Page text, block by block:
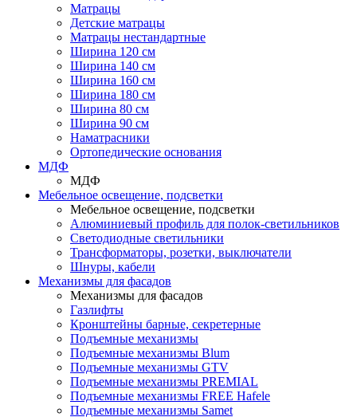
Матрацы
Детские матрацы
Матрацы нестандартные
Ширина 120 см
Ширина 140 см
Ширина 160 см
Ширина 180 см
Ширина 80 см
Ширина 90 см
Наматрасники
Ортопедические основания
МДФ
МДФ
Мебельное освещение, подсветки
Мебельное освещение, подсветки
Алюминиевый профиль для полок-светильников
Светодиодные светильники
Трансформаторы, розетки, выключатели
Шнуры, кабели
Механизмы для фасадов
Механизмы для фасадов
Газлифты
Кронштейны барные, секретерные
Подъемные механизмы
Подъемные механизмы Blum
Подъемные механизмы GTV
Подъемные механизмы PREMIAL
Подъемные механизмы FREE Hafele
Подъемные механизмы Samet